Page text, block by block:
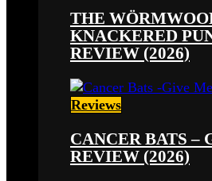
THE
KNACKERED
REVIEW (2026)
Reviews
CANCER BATS –
REVIEW (2026)